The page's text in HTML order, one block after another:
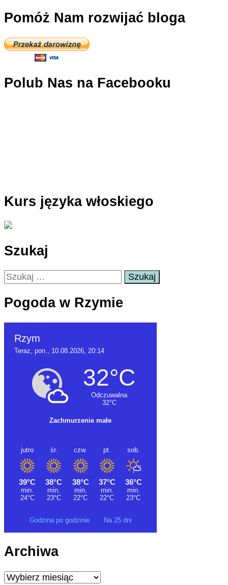
Pomóż Nam rozwijać bloga
Polub Nas na Facebooku
Kurs języka włoskiego
Szukaj
Szukaj:
Pogoda w Rzymie
Godzina po godzinie Na 25 dni
Archiwa
Archiwa